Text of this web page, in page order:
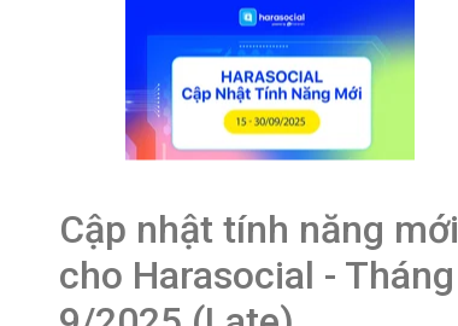
Cập nhật tính năng mới
cho Harasocial - Tháng